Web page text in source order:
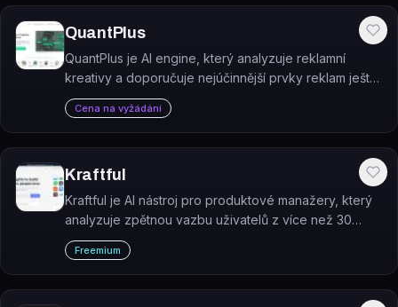
QuantPlus
QuantPlus je AI engine, který analyzuje reklamní
kreativy a doporučuje nejúčinnější prvky reklam ještě
před jejich spuštěním.
Cena na vyžádání
Kraftful
Kraftful je AI nástroj pro produktové manažery, který
analyzuje zpětnou vazbu uživatelů z více než 30
zdrojů a převádí ji na konkrétní produktové poznatky.
Freemium